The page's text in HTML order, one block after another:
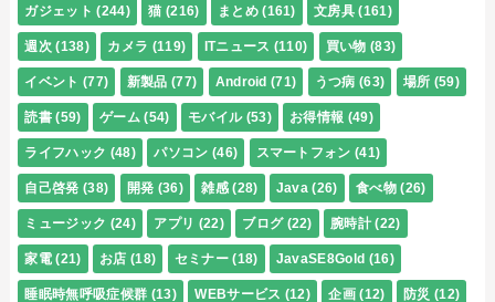
ガジェット (244) 猫 (216) まとめ (161) 文房具 (161)
週次 (138) カメラ (119) ITニュース (110) 買い物 (83)
イベント (77) 新製品 (77) Android (71) うつ病 (63) 場所 (59)
読書 (59) ゲーム (54) モバイル (53) お得情報 (49)
ライフハック (48) パソコン (46) スマートフォン (41)
自己啓発 (38) 開発 (36) 雑感 (28) Java (26) 食べ物 (26)
ミュージック (24) アプリ (22) ブログ (22) 腕時計 (22)
家電 (21) お店 (18) セミナー (18) JavaSE8Gold (16)
睡眠時無呼吸症候群 (13) WEBサービス (12) 企画 (12) 防災 (12)